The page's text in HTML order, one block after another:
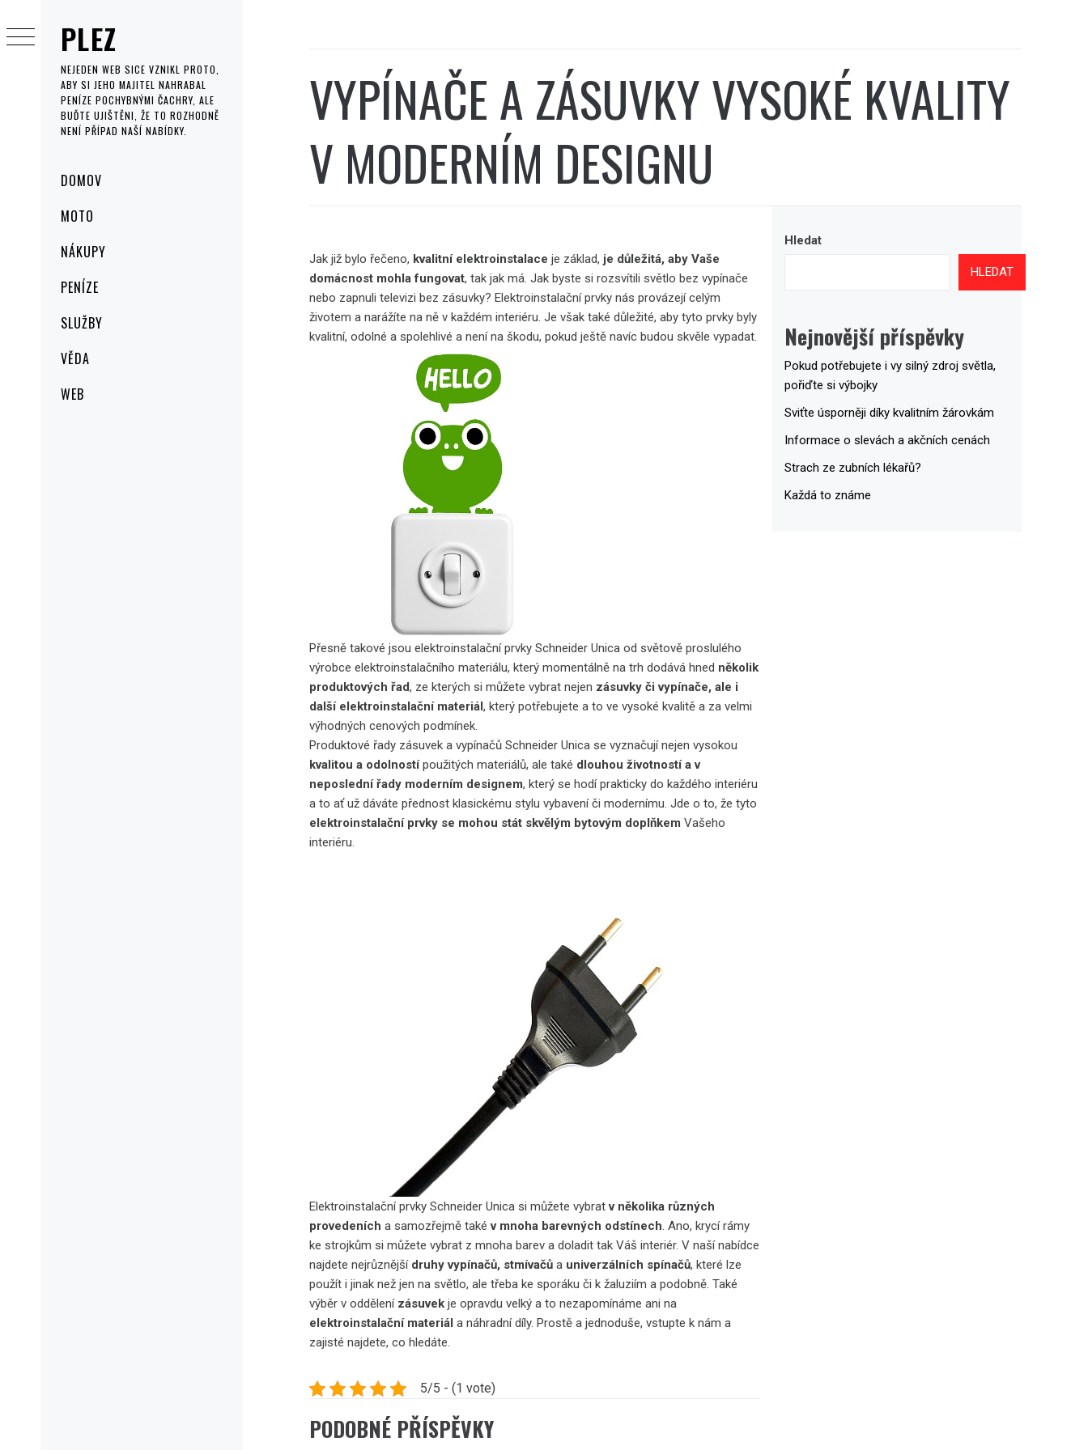
PLEZ
NEJEDEN WEB SICE VZNIKL PROTO,
ABY SI JEHO MAJITEL NAHRABAL
PENÍZE POCHYBNÝMI ČACHRY, ALE
BUĎTE UJIŠTĚNI, ŽE TO ROZHODNĚ
NENÍ PŘÍPAD NAŠÍ NABÍDKY.
MenuDOMOV
MOTO
NÁKUPY
PENÍZE
SLUŽBY
VĚDA
WEB
to
content
VYPÍNAČE A ZÁSUVKY VYSOKÉ KVALITY
V MODERNÍM DESIGNU
Jak již bylo řečeno, kvalitní elektroinstalace je základ, je důležitá, aby Vaše
domácnost mohla fungovat, tak jak má. Jak byste si rozsvítili světlo bez vypínače
nebo zapnuli televizi bez zásuvky? Elektroinstalační prvky nás provázejí celým
životem a narážíte na ně v každém interiéru. Je však také důležité, aby tyto prvky byly
kvalitní, odolné a spolehlivé a není na škodu, pokud ještě navíc budou skvěle vypadat.
Přesně takové jsou elektroinstalační prvky Schneider Unica od světově proslulého
výrobce elektroinstalačního materiálu, který momentálně na trh dodává hned několik
produktových řad, ze kterých si můžete vybrat nejen zásuvky či vypínače, ale i
další elektroinstalační materiál, který potřebujete a to ve vysoké kvalitě a za velmi
výhodných cenových podmínek.
Produktové řady zásuvek a vypínačů Schneider Unica se vyznačují nejen vysokou
kvalitou a odolnostípoužitých materiálů, ale také dlouhou životností a v
neposlední řady moderním designem, který se hodí prakticky do každého interiéru
a to ať už dáváte přednost klasickému stylu vybavení či modernímu. Jde o to, že tyto
elektroinstalační prvky se mohou stát skvělým bytovým doplňkem Vašeho
interiéru.
Elektroinstalační prvkySchneider Unica si můžete vybratv několika různých
provedeních a samozřejmě takév mnoha barevných odstínech. Ano, krycí rámy
ke strojkům si můžete vybrat z mnoha barev a doladit tak Váš interiér. V naší nabídce
najdete nejrůznější druhy vypínačů, stmívačů a univerzálních spínačů, které lze
použít i jinak než jen na světlo, ale třeba ke sporáku či k žaluziím a podobně. Také
výběr v oddělení zásuvek je opravdu velký a to nezapomínáme ani na
elektroinstalační materiál a náhradní díly. Prostě a jednoduše, vstupte k nám a
zajisté najdete, co hledáte.
5/5 - (1 vote)
PODOBNÉ PŘÍSPĚVKY
Hledat
HLEDAT
Nejnovější příspěvky
Pokud potřebujete i vy silný zdroj světla,
pořiďte si výbojky
Sviťte úsporněji díky kvalitním žárovkám
Informace o slevách a akčních cenách
Strach ze zubních lékařů?
Každá to známe